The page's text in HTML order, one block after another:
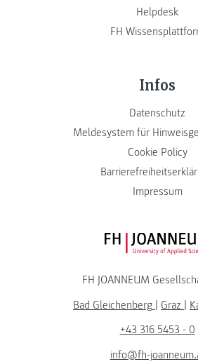
Helpdesk
FH
Infos
Datenschutz
Meldesystem für
Cookie Policy
Impressum
FH JOANNEUM
Bad Gleichenberg | Graz |
+43 316 5453 - 0
info@fh-